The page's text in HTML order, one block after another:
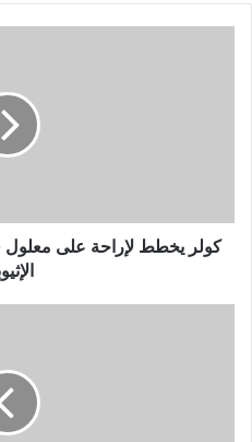
وسان
جورج
كولر يخطط لإراحة على معلول